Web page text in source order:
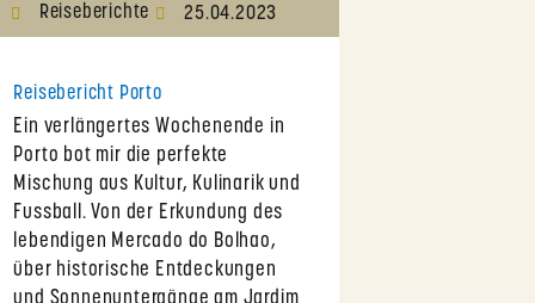
Reiseberichte 25.04.2023
Reisebericht Porto
Ein verlängertes Wochenende in
Porto bot mir die perfekte
Mischung aus Kultur, Kulinarik und
Fussball. Von der Erkundung des
lebendigen Mercado do Bolhao,
über historische Entdeckungen
und Sonnenuntergänge am Jardim